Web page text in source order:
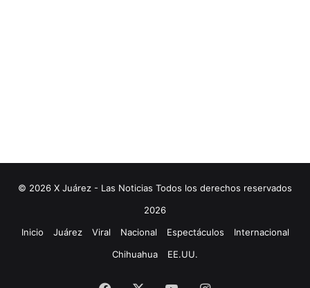
© 2026 X Juárez - Las Noticias Todos los derechos reservados
2026
Inicio
Juárez Viral Nacional Espectáculos
Internacional
Chihuahua
EE.UU.